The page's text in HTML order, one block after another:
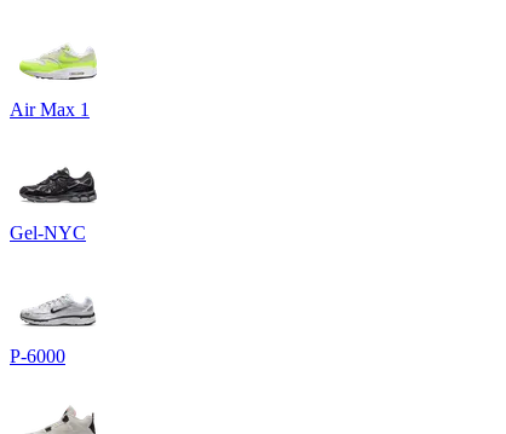
Air Max 1
Gel-NYC
P-6000